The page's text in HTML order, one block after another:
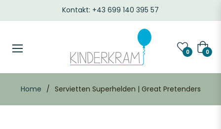
Kontakt: +43 699 140 395 57
0 0
Home / Servietten Superhelden | Great Pretenders